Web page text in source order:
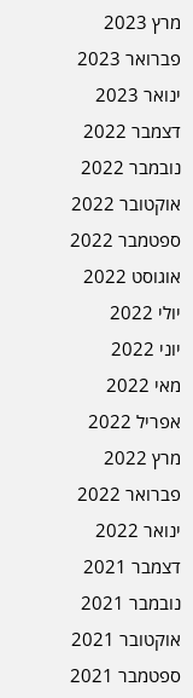
מרץ 2023
פברואר 2023
ינואר 2023
דצמבר 2022
נובמבר 2022
אוקטובר 2022
ספטמבר 2022
אוגוסט 2022
יולי 2022
יוני 2022
מאי 2022
אפריל 2022
מרץ 2022
פברואר 2022
ינואר 2022
דצמבר 2021
נובמבר 2021
אוקטובר 2021
ספטמבר 2021